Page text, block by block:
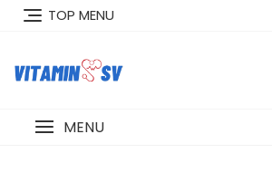
TOP MENU
MENU